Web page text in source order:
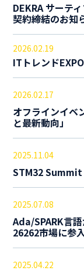
DEKRA サーテ
契約締結のお知
2026.02.19
ITトレンド
2026.02.17
オフラインイベ
と最新動向」
2025.11.04
STM32 Summit
2025.07.08
Ada/SPARK言
26262市場に参
2025.04.22